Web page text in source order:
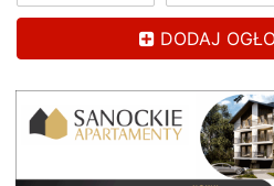
DODAJ